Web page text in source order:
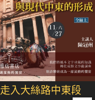
走入大絲路中東段